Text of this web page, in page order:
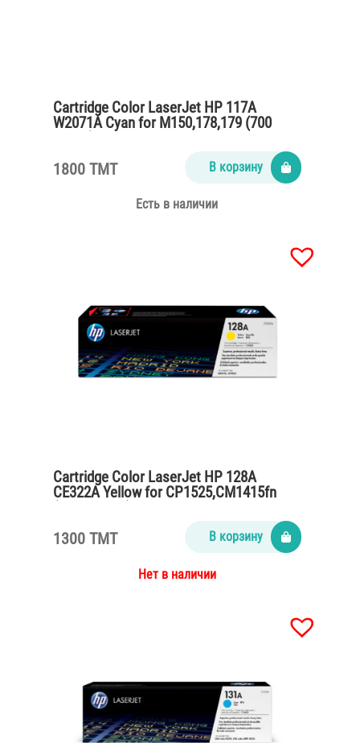
Cartridge Color LaserJet HP 117A
W2071A Cyan for M150,178,179 (700
1800 TMT В корзину
Есть в наличии
Cartridge Color LaserJet HP 128A
CE322A Yellow for CP1525,CM1415fn
1300 TMT В корзину
Нет в наличии